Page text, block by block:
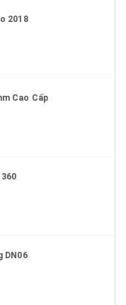
2018
Cao Cấp
DN06